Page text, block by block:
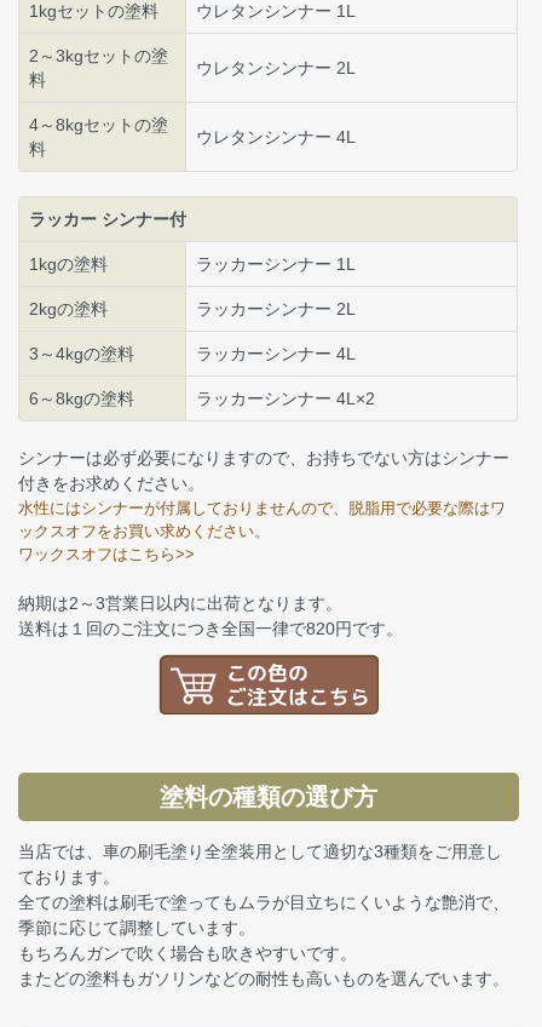
1kgセットの塗料 ウレタンシンナー 1L
2～3kgセットの塗
料
ウレタンシンナー 2L
4～8kgセットの塗
料
ウレタンシンナー 4L
ラッカー シンナー付
1kgの塗料 ラッカーシンナー 1L
2kgの塗料 ラッカーシンナー 2L
3～4kgの塗料 ラッカーシンナー 4L
6～8kgの塗料 ラッカーシンナー 4L×2
シンナーは必ず必要になりますので、お持ちでない方はシンナー
付きをお求めください。
水性にはシンナーが付属しておりませんので、脱脂用で必要な際はワ
ックスオフをお買い求めください。
ワックスオフはこちら>>
納期は2～3営業日以内に出荷となります。
送料は１回のご注文につき全国一律で820円です。
塗料の種類の選び方
当店では、車の刷毛塗り全塗装用として適切な3種類をご用意し
ております。
全ての塗料は刷毛で塗ってもムラが目立ちにくいような艶消で、
季節に応じて調整しています。
もちろんガンで吹く場合も吹きやすいです。
またどの塗料もガソリンなどの耐性も高いものを選んでいます。